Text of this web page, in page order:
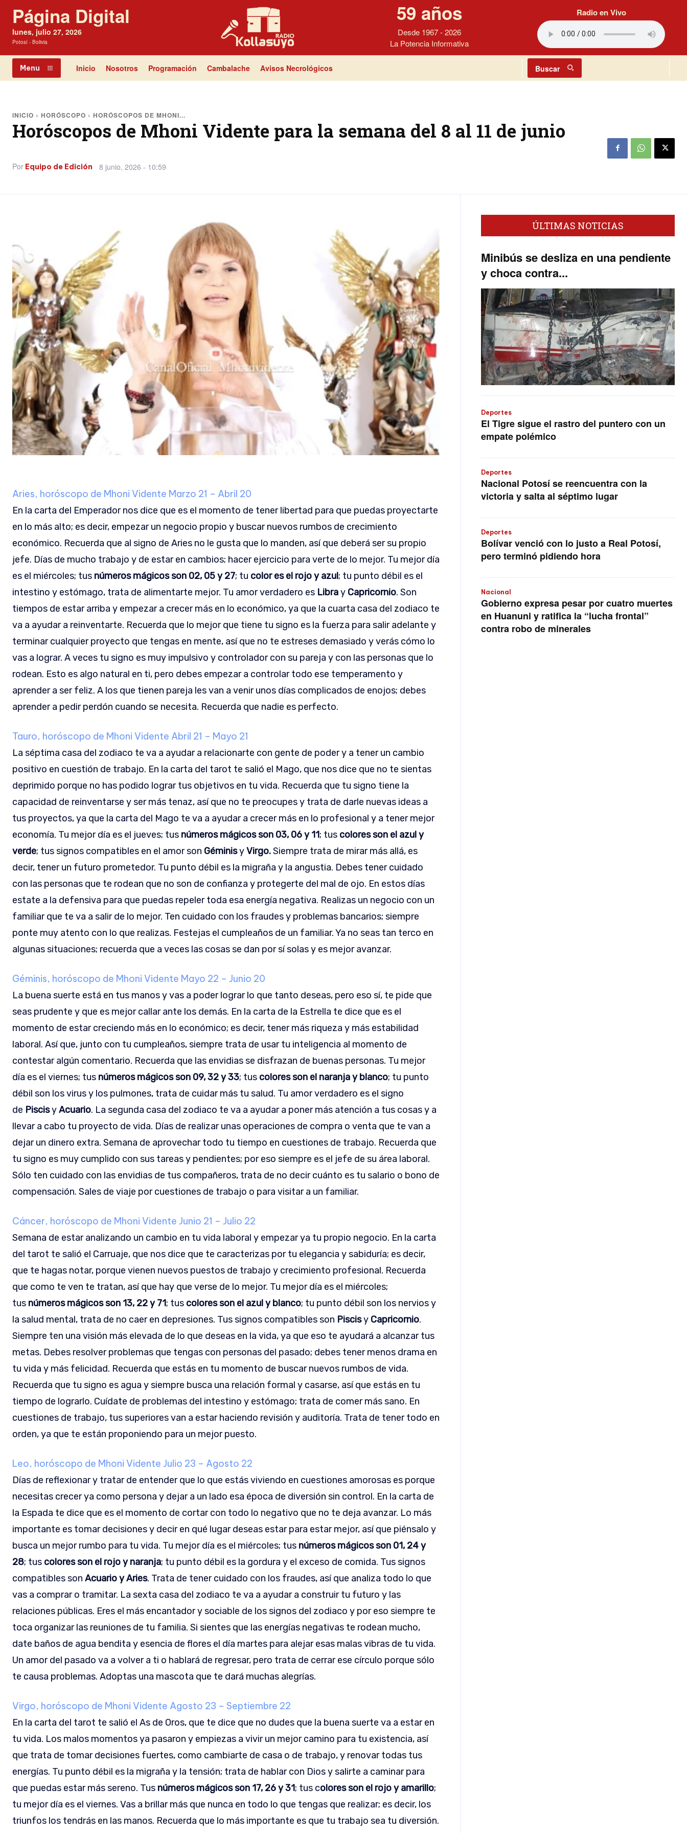
Página Digital
lunes, julio 27, 2026
Potosí - Bolivia
59 años
Desde 1967 - 2026
La Potencia Informativa
Radio en Vivo
Menu Inicio Nosotros Programación Cambalache Avisos Necrológicos Buscar
INICIO HORÓSCOPO HORÓSCOPOS DE MHONI...
Horóscopos de Mhoni Vidente para la semana del 8 al 11 de junio
Por Equipo de Edición 8 junio, 2026 - 10:59
Aries, horóscopo de Mhoni Vidente Marzo 21 – Abril 20
En la carta del Emperador nos dice que es el momento de tener libertad para que puedas proyectarte
en lo más alto; es decir, empezar un negocio propio y buscar nuevos rumbos de crecimiento
económico. Recuerda que al signo de Aries no le gusta que lo manden, así que deberá ser su propio
jefe. Días de mucho trabajo y de estar en cambios; hacer ejercicio para verte de lo mejor. Tu mejor día
es el miércoles; tus números mágicos son 02, 05 y 27; tu color es el rojo y azul; tu punto débil es el
intestino y estómago, trata de alimentarte mejor. Tu amor verdadero es Libray Capricornio. Son
tiempos de estar arriba y empezar a crecer más en lo económico, ya que la cuarta casa del zodiaco te
va a ayudar a reinventarte. Recuerda que lo mejor que tiene tu signo es la fuerza para salir adelante y
terminar cualquier proyecto que tengas en mente, así que no te estreses demasiado y verás cómo lo
vas a lograr. A veces tu signo es muy impulsivo y controlador con su pareja y con las personas que lo
rodean. Esto es algo natural en ti, pero debes empezar a controlar todo ese temperamento y
aprender a ser feliz. A los que tienen pareja les van a venir unos días complicados de enojos; debes
aprender a pedir perdón cuando se necesita. Recuerda que nadie es perfecto.
Tauro, horóscopo de Mhoni Vidente Abril 21 – Mayo 21
La séptima casa del zodiaco te va a ayudar a relacionarte con gente de poder y a tener un cambio
positivo en cuestión de trabajo. En la carta del tarot te salió el Mago, que nos dice que no te sientas
deprimido porque no has podido lograr tus objetivos en tu vida. Recuerda que tu signo tiene la
capacidad de reinventarse y ser más tenaz, así que no te preocupes y trata de darle nuevas ideas a
tus proyectos, ya que la carta del Mago te va a ayudar a crecer más en lo profesional y a tener mejor
economía. Tu mejor día es el jueves; tus números mágicos son 03, 06 y 11; tus colores son el azul y
verde; tus signos compatibles en el amor son GéminisyVirgo.Siempre trata de mirar más allá, es
decir, tener un futuro prometedor. Tu punto débil es la migraña y la angustia. Debes tener cuidado
con las personas que te rodean que no son de confianza y protegerte del mal de ojo. En estos días
estate a la defensiva para que puedas repeler toda esa energía negativa. Realizas un negocio con un
familiar que te va a salir de lo mejor. Ten cuidado con los fraudes y problemas bancarios; siempre
ponte muy atento con lo que realizas. Festejas el cumpleaños de un familiar. Ya no seas tan terco en
algunas situaciones; recuerda que a veces las cosas se dan por sí solas y es mejor avanzar.
Géminis, horóscopo de Mhoni Vidente Mayo 22 – Junio 20
La buena suerte está en tus manos y vas a poder lograr lo que tanto deseas, pero eso sí, te pide que
seas prudente y que es mejor callar ante los demás. En la carta de la Estrella te dice que es el
momento de estar creciendo más en lo económico; es decir, tener más riqueza y más estabilidad
laboral. Así que, junto con tu cumpleaños, siempre trata de usar tu inteligencia al momento de
contestar algún comentario. Recuerda que las envidias se disfrazan de buenas personas. Tu mejor
día es el viernes; tus números mágicos son 09, 32 y 33; tus colores son el naranja y blanco; tu punto
débil son los virus y los pulmones, trata de cuidar más tu salud. Tu amor verdadero es el signo
de PiscisyAcuario. La segunda casa del zodiaco te va a ayudar a poner más atención a tus cosas y a
llevar a cabo tu proyecto de vida. Días de realizar unas operaciones de compra o venta que te van a
dejar un dinero extra. Semana de aprovechar todo tu tiempo en cuestiones de trabajo. Recuerda que
tu signo es muy cumplido con sus tareas y pendientes; por eso siempre es el jefe de su área laboral.
Sólo ten cuidado con las envidias de tus compañeros, trata de no decir cuánto es tu salario o bono de
compensación. Sales de viaje por cuestiones de trabajo o para visitar a un familiar.
Cáncer, horóscopo de Mhoni Vidente Junio 21 – Julio 22
Semana de estar analizando un cambio en tu vida laboral y empezar ya tu propio negocio. En la carta
del tarot te salió el Carruaje, que nos dice que te caracterizas por tu elegancia y sabiduría; es decir,
que te hagas notar, porque vienen nuevos puestos de trabajo y crecimiento profesional. Recuerda
que como te ven te tratan, así que hay que verse de lo mejor. Tu mejor día es el miércoles;
tus números mágicos son 13, 22 y 71; tus colores son el azul y blanco; tu punto débil son los nervios y
la salud mental, trata de no caer en depresiones. Tus signos compatibles son Piscisy Capricornio.
Siempre ten una visión más elevada de lo que deseas en la vida, ya que eso te ayudará a alcanzar tus
metas. Debes resolver problemas que tengas con personas del pasado; debes tener menos drama en
tu vida y más felicidad. Recuerda que estás en tu momento de buscar nuevos rumbos de vida.
Recuerda que tu signo es agua y siempre busca una relación formal y casarse, así que estás en tu
tiempo de lograrlo. Cuídate de problemas del intestino y estómago; trata de comer más sano. En
cuestiones de trabajo, tus superiores van a estar haciendo revisión y auditoría. Trata de tener todo en
orden, ya que te están proponiendo para un mejor puesto.
Leo, horóscopo de Mhoni Vidente Julio 23 – Agosto 22
Días de reflexionar y tratar de entender que lo que estás viviendo en cuestiones amorosas es porque
necesitas crecer ya como persona y dejar a un lado esa época de diversión sin control. En la carta de
la Espada te dice que es el momento de cortar con todo lo negativo que no te deja avanzar. Lo más
importante es tomar decisiones y decir en qué lugar deseas estar para estar mejor, así que piénsalo y
busca un mejor rumbo para tu vida. Tu mejor día es el miércoles; tus números mágicos son 01, 24 y
28; tus colores son el rojo y naranja; tu punto débil es la gordura y el exceso de comida. Tus signos
compatibles son Acuario y Aries. Trata de tener cuidado con los fraudes, así que analiza todo lo que
vas a comprar o tramitar. La sexta casa del zodiaco te va a ayudar a construir tu futuro y las
relaciones públicas. Eres el más encantador y sociable de los signos del zodiaco y por eso siempre te
toca organizar las reuniones de tu familia. Si sientes que las energías negativas te rodean mucho,
date baños de agua bendita y esencia de flores el día martes para alejar esas malas vibras de tu vida.
Un amor del pasado va a volver a ti o hablará de regresar, pero trata de cerrar ese círculo porque sólo
te causa problemas. Adoptas una mascota que te dará muchas alegrías.
Virgo, horóscopo de Mhoni Vidente Agosto 23 – Septiembre 22
En la carta del tarot te salió el As de Oros, que te dice que no dudes que la buena suerte va a estar en
tu vida. Los malos momentos ya pasaron y empiezas a vivir un mejor camino para tu existencia, así
que trata de tomar decisiones fuertes, como cambiarte de casa o de trabajo, y renovar todas tus
energías. Tu punto débil es la migraña y la tensión; trata de hablar con Dios y salirte a caminar para
que puedas estar más sereno. Tus números mágicos son 17, 26 y 31; tus colores son el rojo y amarillo;
tu mejor día es el viernes. Vas a brillar más que nunca en todo lo que tengas que realizar; es decir, los
triunfos los tendrás en las manos. Recuerda que lo más importante es que tu trabajo sea tu diversión.
ÚLTIMAS NOTICIAS
Minibús se desliza en una pendiente
y choca contra...
Deportes
El Tigre sigue el rastro del puntero con un
empate polémico
Deportes
Nacional Potosí se reencuentra con la
victoria y salta al séptimo lugar
Deportes
Bolívar venció con lo justo a Real Potosí,
pero terminó pidiendo hora
Nacional
Gobierno expresa pesar por cuatro muertes
en Huanuni y ratifica la “lucha frontal”
contra robo de minerales